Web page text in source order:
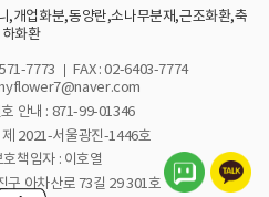
,개업화분,동양란,소나무분재,근조화환,축
하화환
7773
FAX : 02-6403-7774
안내 : 871-99-01346
2021-서울광진-1446호
책임자 : 이호열
구 아차산로 73길 29 301호